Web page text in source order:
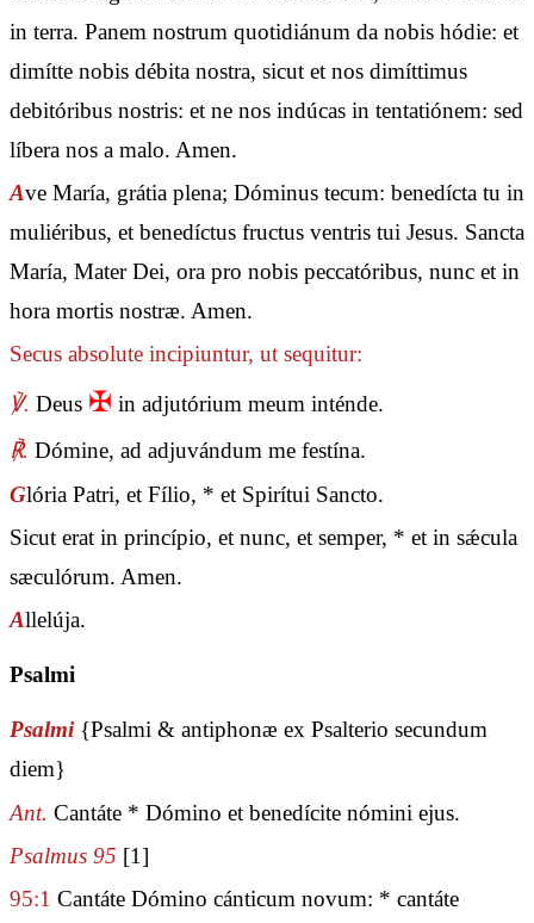
in terra. Panem nostrum quotidiánum da nobis hódie: et
dimítte nobis débita nostra, sicut et nos dimíttimus
debitóribus nostris: et ne nos indúcas in tentatiónem: sed
líbera nos a malo. Amen.
Ave María, grátia plena; Dóminus tecum: benedícta tu in
muliéribus, et benedíctus fructus ventris tui Jesus. Sancta
María, Mater Dei, ora pro nobis peccatóribus, nunc et in
hora mortis nostræ. Amen.
Secus absolute incipiuntur, ut sequitur:
℣. Deus ✠ in adjutórium meum inténde.
℟. Dómine, ad adjuvándum me festína.
Glória Patri, et Fílio, * et Spirítui Sancto.
Sicut erat in princípio, et nunc, et semper, * et in sǽcula
sæculórum. Amen.
Allelúja.
Psalmi
Psalmi {Psalmi & antiphonæ ex Psalterio secundum
diem}
Ant. Cantáte * Dómino et benedícite nómini ejus.
Psalmus 95 [1]
95:1 Cantáte Dómino cánticum novum: * cantáte